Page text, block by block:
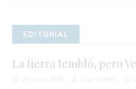
EDITORIAL
La tierra tembló, pero